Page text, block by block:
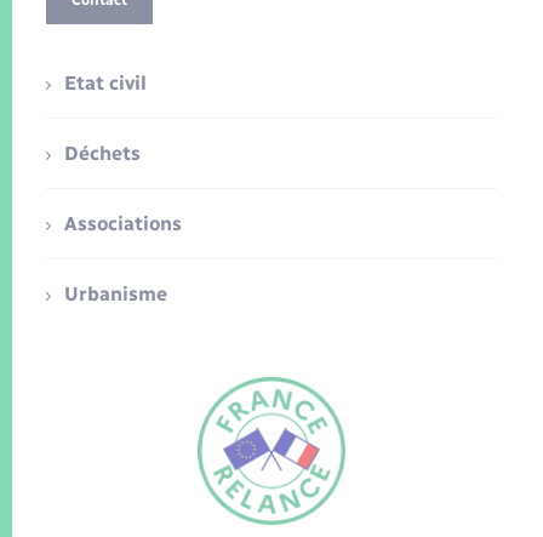
Etat civil
Déchets
Associations
Urbanisme